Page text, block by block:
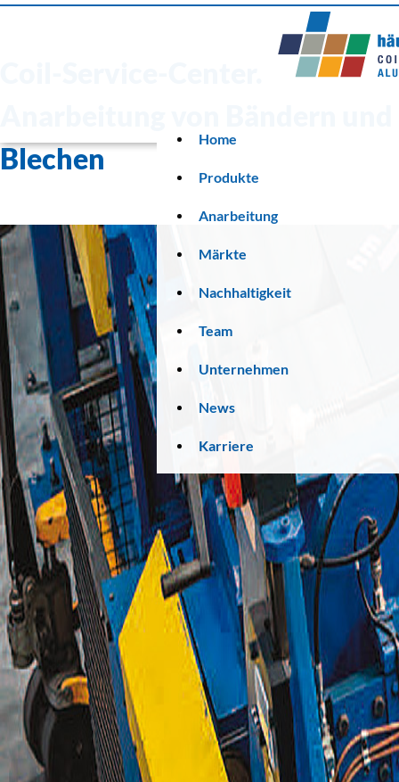
Home
Produkte
Anarbeitung
Märkte
Nachhaltigkeit
Team
Unternehmen
News
Karriere
Blechen